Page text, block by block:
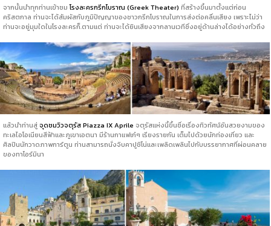
จากนั้นนำทุกท่านเข้าชมโรงละครกรีกโบราณ (Greek Theater) ที่สร้างขึ้นมาตั้งแต่ก่อน
คริสตกาล ท่านจะได้สัมผัสกับภูมิปัญญาของชาวกรีกโบราณในการส่งต่อคลื่นเสียง เพราะไม่ว่า
ท่านจะอยู่มุมใดในโรงละครก็.ตามแต่ ท่านจะได้ยินเสียงจากลานเวทีซึ่งอยู่ด้านล่างได้อย่างทั่วถึง
แล้วนำท่านสู่จุดชมวิวจตุรัส Piazza IX Aprile จตุรัสแห่งนี้ขึ้นชื่อเรื่องทิวทัศน์อันสวยงามของ
ทะเลไอโอเนียนสีฟ้าและภูเขาเอตนา มีร้านกาแฟเก๋ๆ เรียงรายกัน เต็มไปด้วยนักท่องเที่ยว และ
ศิลปินนักวาดภาพการ์ตูน ท่านสามารถนั่งจิบคาปูชิโน่และเพลิดเพลินไปกับบรรยากาศที่ผ่อนคลาย
ของทาโอร์มินา